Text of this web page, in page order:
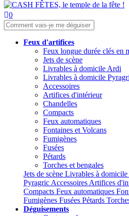
0
Feux d'artifices
Feux longue durée clés en
Jets de scène
Livrables à domicile Ardi
Livrables à domicile
Accessoires
Artifices d'intérieur
Chandelles
Compacts
Feux automatiques
Fontaines et Volcans
Fumigènes
Fusées
Pétards
Torches et bengales
Jets de scène Livrables à
Pyragric Accessoires Artifices
Compacts Feux automatiques
Fumigènes Fusées Pétards
Déguisements